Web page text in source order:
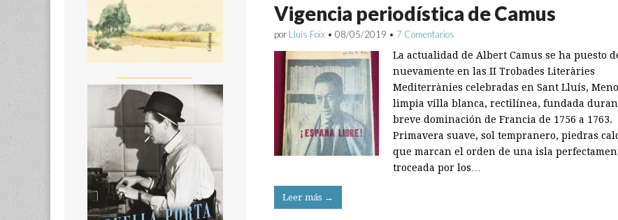
Vigencia periodística de Camus
por Lluís Foix • 08/05/2019 • 7 Comentarios
La actualidad de Albert Camus se ha puesto
nuevamente en las II Trobades Literàries
Mediterrànies celebradas en Sant Lluís,
limpia villa blanca, rectilínea, fundada
breve dominación de Francia de 1756 a 1763.
Primavera suave, sol tempranero, piedras
que marcan el orden de una isla
troceada por los…
Leer más →